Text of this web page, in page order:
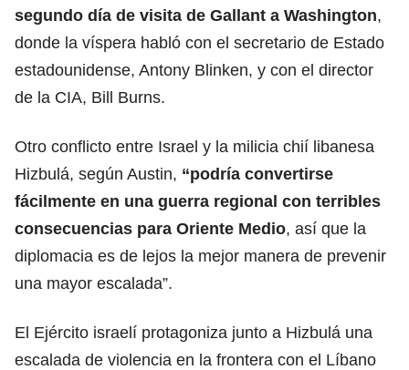
segundo día de visita de Gallant a Washington,
donde la víspera habló con el secretario de Estado
estadounidense, Antony Blinken, y con el director
de la CIA, Bill Burns.
Otro conflicto entre Israel y la milicia chií libanesa
Hizbulá, según Austin, “podría convertirse
fácilmente en una guerra regional con terribles
consecuencias para Oriente Medio, así que la
diplomacia es de lejos la mejor manera de prevenir
una mayor escalada”.
El Ejército israelí protagoniza junto a Hizbulá una
escalada de violencia en la frontera con el Líbano